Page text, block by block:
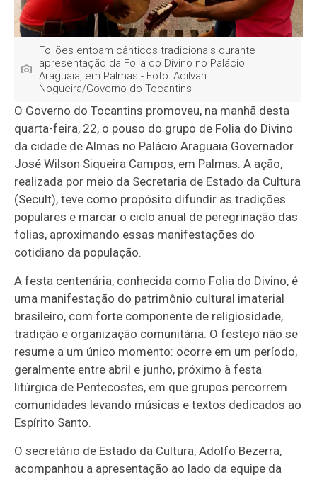
Foliões entoam cânticos tradicionais durante
apresentação da Folia do Divino no Palácio
Araguaia, em Palmas - Foto: Adilvan
Nogueira/Governo do Tocantins
O Governo do Tocantins promoveu, na manhã desta
quarta-feira, 22, o pouso do grupo de Folia do Divino
da cidade de Almas no Palácio Araguaia Governador
José Wilson Siqueira Campos, em Palmas. A ação,
realizada por meio da Secretaria de Estado da Cultura
(Secult), teve como propósito difundir as tradições
populares e marcar o ciclo anual de peregrinação das
folias, aproximando essas manifestações do
cotidiano da população.
A festa centenária, conhecida como Folia do Divino, é
uma manifestação do patrimônio cultural imaterial
brasileiro, com forte componente de religiosidade,
tradição e organização comunitária. O festejo não se
resume a um único momento: ocorre em um período,
geralmente entre abril e junho, próximo à festa
litúrgica de Pentecostes, em que grupos percorrem
comunidades levando músicas e textos dedicados ao
Espírito Santo.
O secretário de Estado da Cultura, Adolfo Bezerra,
acompanhou a apresentação ao lado da equipe da